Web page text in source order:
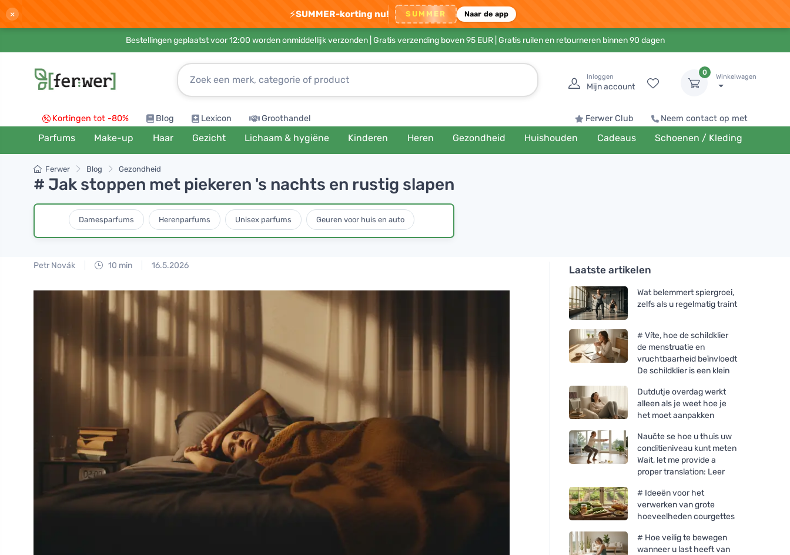
× ⚡SUMMER-korting nu! SUMMER Naar de app
Bestellingen geplaatst voor 12:00 worden onmiddellijk verzonden | Gratis verzending boven 95 EUR| Gratis ruilen en retourneren binnen 90 dagen
Inloggen
Mijn account
0
Winkelwagen
Kortingen tot -80% Blog Lexicon Groothandel Ferwer Club Neem contact op met
Parfums Make-up Haar Gezicht Lichaam & hygiëne Kinderen Heren Gezondheid Huishouden Cadeaus Schoenen / Kleding
Ferwer Blog Gezondheid
# Jak stoppen met piekeren 's nachts en rustig slapen
Damesparfums Herenparfums Unisex parfums Geuren voor huis en auto
Petr Novák 10 min 16.5.2026 Laatste artikelen
Wat belemmert spiergroei,
zelfs als u regelmatig traint
# Víte, hoe de schildklier
de menstruatie en
vruchtbaarheid beïnvloedt
De schildklier is een klein
Dutdutje overdag werkt
alleen als je weet hoe je
het moet aanpakken
Naučte se hoe u thuis uw
conditieniveau kunt meten
Wait, let me provide a
proper translation: Leer
# Ideeën voor het
verwerken van grote
hoeveelheden courgettes
# Hoe veilig te bewegen
wanneer u last heeft van